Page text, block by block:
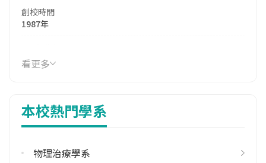
創校時間
1987年
11.37
113學年度雙聯學位合作校數
學校電話
看更多
本校熱門學系
物理治療學系